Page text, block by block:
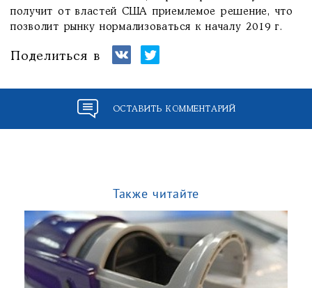
получит от властей США приемлемое решение, что
позволит рынку нормализоваться к началу 2019 г.
Поделиться в
ОСТАВИТЬ КОММЕНТАРИЙ
Также читайте